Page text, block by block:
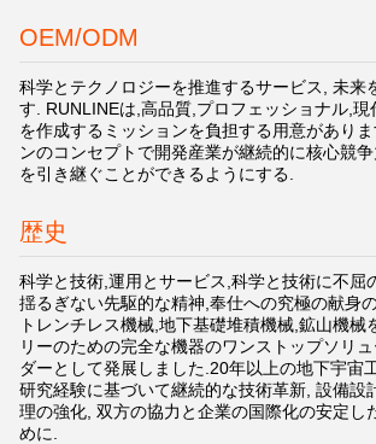
OEM/ODM
科学とテクノロジーを推進するサービス, 未来
す. RUNLINEは,高品質,プロフェッショナル,現
を作成するミッションを負担する用意があり
ンのコンセプトで開発産業が継続的に核心競
を引き継ぐことができるようにする.
歴史
科学と技術,運用とサービス,科学と技術に不屈
揺るぎない先駆的な精神,奉仕への究極の献身
トレンチレス機械,地下基礎堆積機械,鉱山機械
リーのための完全な機器のワンストップソリ
ダーとして発展しました.20年以上の地下宇宙
研究経験に基づいて継続的な技術革新, 設備設
理の強化, 双方の協力と企業の国際化の安定し
めに.